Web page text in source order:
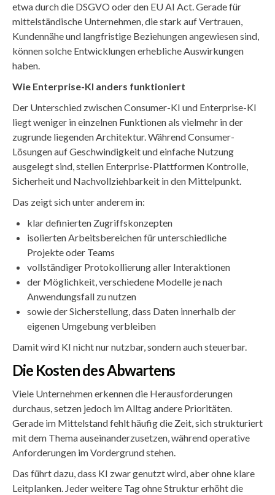
etwa durch die DSGVO oder den EU AI Act. Gerade für
mittelständische Unternehmen, die stark auf Vertrauen,
Kundennähe und langfristige Beziehungen angewiesen sind,
können solche Entwicklungen erhebliche Auswirkungen
haben.
Wie Enterprise-KI anders funktioniert
Der Unterschied zwischen Consumer-KI und Enterprise-KI
liegt weniger in einzelnen Funktionen als vielmehr in der
zugrunde liegenden Architektur. Während Consumer-
Lösungen auf Geschwindigkeit und einfache Nutzung
ausgelegt sind, stellen Enterprise-Plattformen Kontrolle,
Sicherheit und Nachvollziehbarkeit in den Mittelpunkt.
Das zeigt sich unter anderem in:
klar definierten Zugriffskonzepten
isolierten Arbeitsbereichen für unterschiedliche
Projekte oder Teams
vollständiger Protokollierung aller Interaktionen
der Möglichkeit, verschiedene Modelle je nach
Anwendungsfall zu nutzen
sowie der Sicherstellung, dass Daten innerhalb der
eigenen Umgebung verbleiben
Damit wird KI nicht nur nutzbar, sondern auch steuerbar.
Die Kosten des Abwartens
Viele Unternehmen erkennen die Herausforderungen
durchaus, setzen jedoch im Alltag andere Prioritäten.
Gerade im Mittelstand fehlt häufig die Zeit, sich strukturiert
mit dem Thema auseinanderzusetzen, während operative
Anforderungen im Vordergrund stehen.
Das führt dazu, dass KI zwar genutzt wird, aber ohne klare
Leitplanken. Jeder weitere Tag ohne Struktur erhöht die